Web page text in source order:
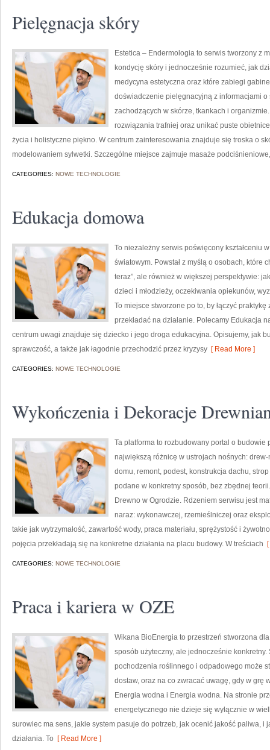
Pielęgnacja skóry
Estetica – Endermologia to serwis tworzony z
kondycję skóry i jednocześnie rozumieć, jak
medycyna estetyczna oraz które zabiegi
doświadczenie pielęgnacyjną z informacjami
zachodzących w skórze, tkankach i
rozwiązania trafniej oraz unikać puste
życia i holistyczne piękno. W centrum zainteresowania znajduje się troska o
modelowaniem sylwetki. Szczególne miejsce zajmuje masaże
CATEGORIES: NOWE TECHNOLOGIE
Edukacja domowa
To niezależny serwis poświęcony kształceniu
światowym. Powstał z myślą o osobach, które
teraz”, ale również w większej perspektywie:
dzieci i młodzieży, oczekiwania opiekunów,
To miejsce stworzone po to, by łączyć
przekładać na działanie. Polecamy Edukacja
centrum uwagi znajduje się dziecko i jego droga edukacyjna. Opisujemy, jak
sprawczość, a także jak łagodnie przechodzić przez kryzysy [ Read More ]
CATEGORIES: NOWE TECHNOLOGIE
Wykończenia i Dekoracje
Ta platforma to rozbudowany portal o budowie
największą różnicę w ustrojach nośnych:
domu, remont, podest, konstrukcja dachu,
podane w konkretny sposób, bez zbędnej
Drewno w Ogrodzie. Rdzeniem serwisu jest
naraz: wykonawczej, rzemieślniczej oraz
takie jak wytrzymałość, zawartość wody, praca materiału, sprężystość i
pojęcia przekładają się na konkretne działania na placu budowy. W treściach
CATEGORIES: NOWE TECHNOLOGIE
Praca i kariera w OZE
Wikana BioEnergia to przestrzeń stworzona
sposób użyteczny, ale jednocześnie
pochodzenia roślinnego i odpadowego może
dostaw, oraz na co zwracać uwagę, gdy w grę
Energia wodna i Energia wodna. Na stronie
energetycznego nie dzieje się wyłącznie w
surowiec ma sens, jakie system pasuje do potrzeb, jak ocenić jakość paliwa, i
działania. To [ Read More ]